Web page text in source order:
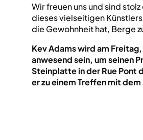
Wir freuen uns und sind
dieses vielseitigen
die Gewohnheit hat, Berge
Kev Adams wird am
anwesend sein, um seinen
Steinplatte in der Rue Pont
er zu einem Treffen mit